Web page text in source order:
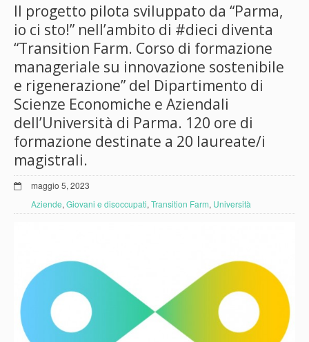
Il progetto pilota sviluppato da “Parma,
io ci sto!” nell’ambito di #dieci diventa
“Transition Farm. Corso di formazione
manageriale su innovazione sostenibile
e rigenerazione” del Dipartimento di
Scienze Economiche e Aziendali
dell’Università di Parma. 120 ore di
formazione destinate a 20 laureate/i
magistrali.
maggio 5, 2023
Aziende, Giovani e disoccupati, Transition Farm, Università